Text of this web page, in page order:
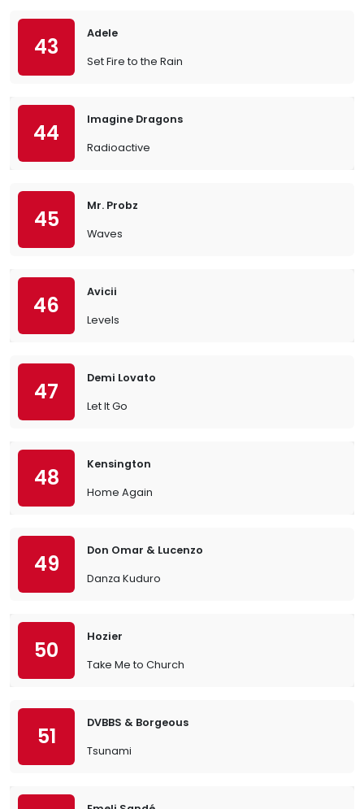
43
Adele
Set Fire to the Rain
44
Imagine Dragons
Radioactive
45
Mr. Probz
Waves
46
Avicii
Levels
47
Demi Lovato
Let It Go
48
Kensington
Home Again
49
Don Omar & Lucenzo
Danza Kuduro
50
Hozier
Take Me to Church
51
DVBBS & Borgeous
Tsunami